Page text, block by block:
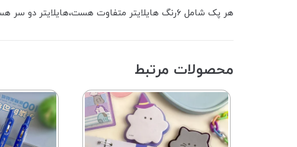
هر پک شامل ۶رنگ هایلایتر متفاوت هست،هایلایتر دو سر هست،یک سر ماژیک هایلایت قرار گرفته،یک سر دیگه مهر قرار گرفته
محصولات مرتبط